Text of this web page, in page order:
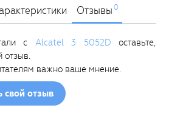
Отзывы0
с Alcatel 3 5052D оставьте,
отзыв.
важно ваше мнение.
свой отзыв